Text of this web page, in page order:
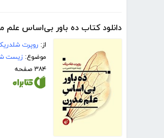
دانلود کتاب ده باور بی‌اساس علم
از: روپرت
موضوع: زیست
۳۸۴ صفحه